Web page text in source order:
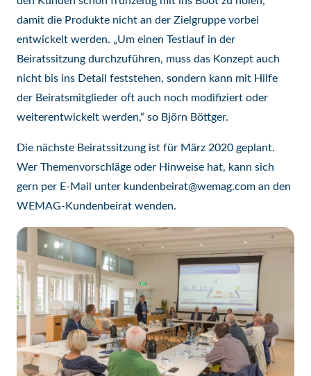
damit die Produkte nicht an der Zielgruppe vorbei
entwickelt werden. „Um einen Testlauf in der
Beiratssitzung durchzuführen, muss das Konzept auch
nicht bis ins Detail feststehen, sondern kann mit Hilfe
der Beiratsmitglieder oft auch noch modifiziert oder
weiterentwickelt werden,“ so Björn Böttger.
Die nächste Beiratssitzung ist für März 2020 geplant.
Wer Themenvorschläge oder Hinweise hat, kann sich
gern per E-Mail unter kundenbeirat@wemag.com an den
WEMAG-Kundenbeirat wenden.